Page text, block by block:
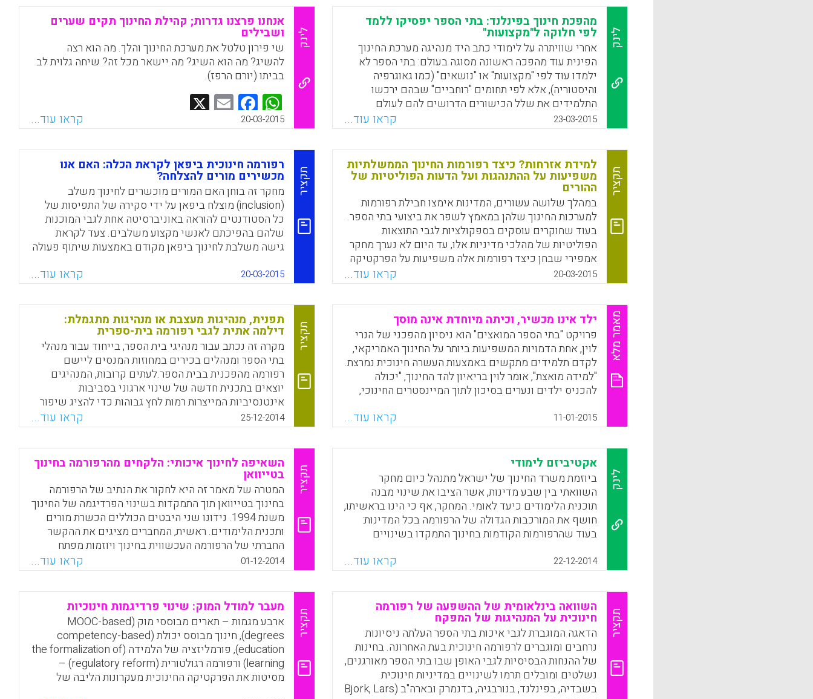
WhatsApp
Facebook
Email
X
כללית ויסודית יותר מאשר למידת תכני תחומי הדעת עצמם
בלבד" (יורם אורעד).
WhatsApp
Facebook
Email
X לינק
מהפכת חינוך בפינלנד: בתי הספר יפסיקו ללמד
לפי חלוקה ל"מקצועות"
אחרי שוויתרה על לימודי כתב היד מנהיגה מערכת החינוך
הפינית עוד מהפכה ראשונה מסוגה בעולם: בתי הספר לא
ילמדו עוד לפי "מקצועות" או "נושאים" (כמו גאוגרפיה
והיסטוריה), אלא לפי תחומים "רוחביים" שבהם ירכשו
התלמידים את שלל הכישורים הדרושים להם לעולם
העבודה.הרפורמה באה על רקע השינוי שהביאו איתן
המודרניזציה, התעשייה והטכנולוגיה לעולם העבודה לעומת
זה שהיה קיים לפני כמאה שנה למשל. התקווה היא לאפשר
לתלמידים לפתח כבר בשנות התיכון את כישוריהם
המקצועיים והאינטלקטואליים בהתאם לנטיותיהם.
WhatsApp
Facebook
Email
X
23-03-2015 קראו עוד...
לינק
אנחנו פרצנו גדרות; קהילת החינוך תקים שערים
ושבילים
שי פירון טלטל את מערכת החינוך והלך. מה הוא רצה
להשיג? מה הוא השיג? מה יישאר מכל זה? שיחה גלוית לב
בביתו (יורם הרפז).
WhatsApp
Facebook
Email
20-03-2015 קראו עוד...
תקציר
למידת אזרחות? כיצד רפורמות החינוך הממשלתיות
משפיעות על ההתנהגות ועל הדעות הפוליטיות של
ההורים
במהלך שלושה עשורים, המדינות אימצו חבילת רפורמות
למערכות החינוך שלהן במאמץ לשפר את ביצועי בתי הספר.
בעוד שחוקרים עוסקים בספקולציות לגבי התוצאות
הפוליטיות של מהלכי מדיניות אלו, עד היום לא נערך מחקר
אמפירי שבחן כיצד רפורמות אלה משפיעות על הפרקטיקה
של הדמוקרטיה האמריקנית. על ידי שילוב נתונים מסקר
מקורי של הורים לילדים הלומדים בבתי הספר הציבוריים
עם מידע לגבי הסטנדרטים הממשלתיים לחינוך, בחינה
ומדיניות של מתן דין וחשבון, המחבר בוחן כיצד מאפייני
התכנון של מדיניות זו משפיעים על העמדות של ההורים
כלפי הממשלה, ההשתתפות בפוליטיקה ומעורבות בחינוך
של ילדיהם (Rhodes, Jesse, 2015).
WhatsApp
Facebook
Email
X
20-03-2015 קראו עוד...
תקציר
רפורמה חינוכית ביפאן לקראת הכלה: האם אנו
מכשירים מורים להצלחה?
מחקר זה בוחן האם המורים מוכשרים לחינוך משלב
(inclusion) מוצלח ביפאן על ידי סקירה של התפיסות של
כל הסטודנטים להוראה באוניברסיטה אחת לגבי המוכנות
שלהם בהפיכתם לאנשי מקצוע משלבים. צעד לקראת
גישה משלבת לחינוך ביפאן מקודם באמצעות שיתוף פעולה
המיוחד. לפיכך, תפיסות שונות של סטודנטים להוראה
המתכוננים לעבוד בבתי ספר יסודיים או בבתי ספר של
החינוך המיוחד נמצאות במוקד מחקר זה (Forlin, Chris;
Kawai, Norimune; Higuchi, Satoshi, 2015).
WhatsApp
Facebook
Email
X
20-03-2015 קראו עוד...
מאמר מלא ילד אינו מכשיר, וכיתה מיוחדת אינה מוסך
פרויקט "בתי הספר המואצים" הוא ניסיון מהפכני של הנרי
לוין, אחת הדמויות המשפיעות ביותר על החינוך האמריקאי,
לקדם תלמידים מתקשים באמצעות העשרה חינוכית נמרצת.
"למידה מואצת", אומר לוין בריאיון להד החינוך, "יכולה
להכניס ילדים ונערים בסיכון לתוך המיינסטרים החינוכי,
לעשות" (יעל דקל).
WhatsApp
Facebook
Email
X
11-01-2015 קראו עוד...
תקציר
תפנית, מנהיגות מעצבת או מנהיגות מתגמלת:
דילמה אתית לגבי רפורמה בית-ספרית
מקרה זה נכתב עבור מנהיגי בית הספר, בייחוד עבור מנהלי
בתי הספר ומנהלים בכירים במחוזות המנסים ליישם
רפורמה מהפכנית בבית הספר.לעתים קרובות, המנהיגים
יוצאים בתכנית חדשה של שינוי ארגוני בסביבות
אינטנסיביות המייצרות רמות לחץ גבוהות כדי להציג שיפור
בהישגי התלמידים(Mette, Ian M.; Scribner, Jay P. ,
2014).
WhatsApp
Facebook
Email
X
25-12-2014 קראו עוד...
לינק
אקטיביזם לימודי
ביוזמת משרד החינוך של ישראל מתנהל כיום מחקר
השוואתי בין שבע מדינות, אשר הציבו את שינוי מבנה
תוכנית הלימודים כיעד לאומי. המחקר, אף כי הינו בראשיתו,
חושף את המורכבות הגדולה של הרפורמה בכל המדינות:
בעוד שהרפורמות הקודמות בחינוך התמקדו בשינויים
בדפוסי ניהול הלמידה בכיתה. לא עוד מורה אקטיבי ותלמיד
פסיבי בבניית עולם הידע, אלא תלמיד אקטיבי ומורה יועץ,
מכוון ותומך (עמי וולנסקי).
WhatsApp
Facebook
Email
X
22-12-2014 קראו עוד...
תקציר
השאיפה לחינוך איכותי: הלקחים מהרפורמה בחינוך
בטייוואן
המטרה של מאמר זה היא לחקור את הנתיב של הרפורמה
בחינוך בטייוואן תוך התמקדות בשינוי הפרדיגמה של החינוך
משנת 1994. נידונו שני היבטים הכוללים הכשרת מורים
ותכנית הלימודים. ראשית, המחברים מציגים את ההקשר
החברתי של הרפורמה העכשווית בחינוך ויוזמות מפתח
שונות. בחלק השלישי של מאמר זה, המחברים ממפים את
המסלול של המדיניות, של השינויים ושל היישומים
בהיבטים שהוזכרו לעיל במהלך הרפורמה בחינוך עם סוגיות,
אתגרים וכיוונים לעתיד שהועלו (Lin, Tzu-Bin; Wang, Li-Yi;
Li, Jen-Yi; Chang, Chihming, 2014).
WhatsApp
Facebook
Email
X
01-12-2014 קראו עוד...
תקציר
השוואה בינלאומית של ההשפעה של רפורמה
חינוכית על המנהיגות של המפקח
הדאגה המוגברת לגבי איכות בתי הספר העלתה ניסיונות
נרחבים ומוגברים לרפורמה חינוכית בעת האחרונה. בחינות
של ההנחות הבסיסיות לגבי האופן שבו בתי הספר מאורגנים,
נשלטים ומובלים תרמו לשינויים במדיניות חינוכית
בשבדיה, בפינלנד, בנורבגיה, בדנמרק ובארה"ב (Bjork, Lars
תקציר
מעבר למודל המוק: שינוי פרדיגמות חינוכיות
ארבע מגמות – תארים מבוססי מוק (MOOC-based
degrees), חינוך מבוסס יכולת (competency-based
education), פורמליזציה של הלמידה (the formalization of
learning) ורפורמה רגולטורית (regulatory reform) –
מסיטות את הפרקטיקה החינוכית מעקרונות הליבה של